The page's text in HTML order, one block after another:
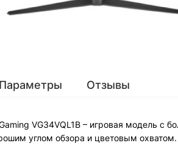
Параметры Отзывы
VG34VQL1B – игровая модель
углом обзора и цветовым